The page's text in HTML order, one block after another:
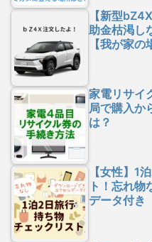
【新型
助金枯渇し
【我が家の
家電リサイ
局で購入か
は？
【女性】1
ト！忘れ
データ付き